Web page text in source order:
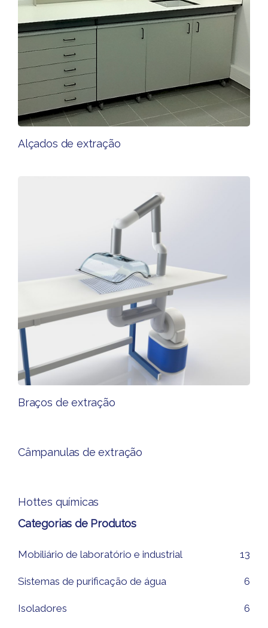
Alçados de extração​
Braços de extração
Câmpanulas de extração​
Hottes químicas​
Categorias de Produtos
Mobiliário de laboratório e industrial 13
Sistemas de purificação de água 6
Isoladores 6